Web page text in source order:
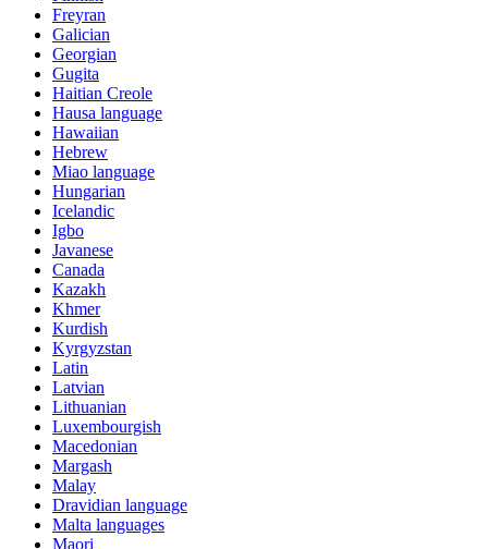
Freyran
Galician
Georgian
Gugita
Haitian Creole
Hausa language
Hawaiian
Hebrew
Miao language
Hungarian
Icelandic
Igbo
Javanese
Canada
Kazakh
Khmer
Kurdish
Kyrgyzstan
Latin
Latvian
Lithuanian
Luxembourgish
Macedonian
Margash
Malay
Dravidian language
Malta languages
Maori